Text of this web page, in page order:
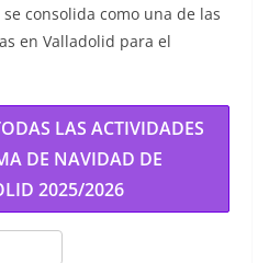
consolida como una de las
en Valladolid para el
LAS ACTIVIDADES
DE NAVIDAD DE
2025/2026